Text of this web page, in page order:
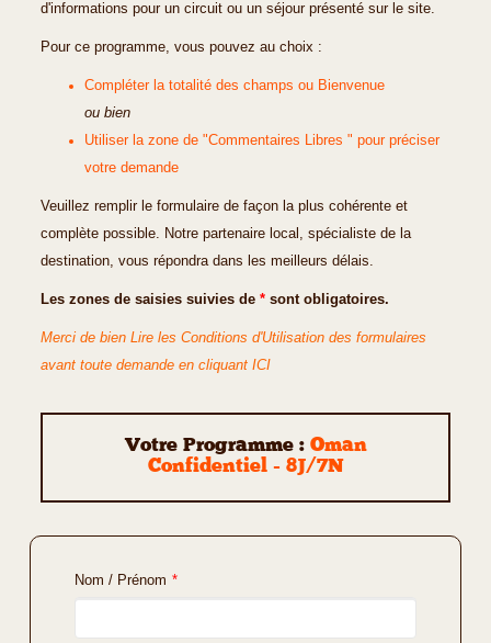
d'informations pour un circuit ou un séjour présenté sur le site.
Pour ce programme, vous pouvez au choix :
Compléter la totalité des champs ou Bienvenue
ou bien
Utiliser la zone de "Commentaires Libres " pour préciser
votre demande
Veuillez remplir le formulaire de façon la plus cohérente et
complète possible. Notre partenaire local, spécialiste de la
destination, vous répondra dans les meilleurs délais.
Les zones de saisies suivies de * sont obligatoires.
Merci de bien Lire les Conditions d'Utilisation des formulaires
avant toute demande en cliquant ICI
Votre Programme : Oman
Confidentiel - 8J/7N
Nom / Prénom *